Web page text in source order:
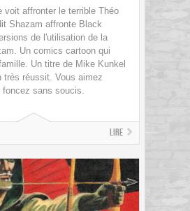
voit affronter le terrible Théo
Shazam affronte Black
de l'utilisation de la
Un comics cartoon qui
Un titre de Mike Kunkel
très réussit. Vous aimez
foncez sans soucis.
Lire